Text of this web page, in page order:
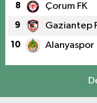
8 Çorum FK
9 Gaziantep
10 Alanyaspor